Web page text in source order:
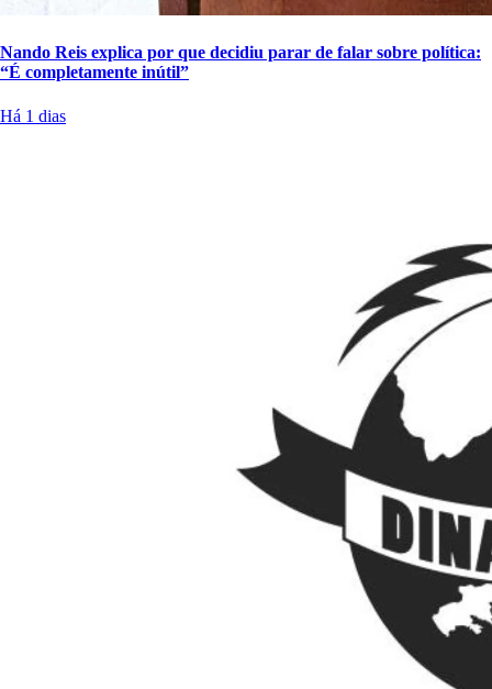
Nando Reis explica por que decidiu parar de falar sobre política:
“É completamente inútil”
Há 1 dias